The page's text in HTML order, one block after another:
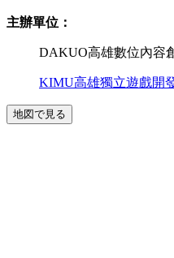
主辦單位：
DAKUO高雄數位內容
KIMU高雄獨立遊戲開
地図で見る